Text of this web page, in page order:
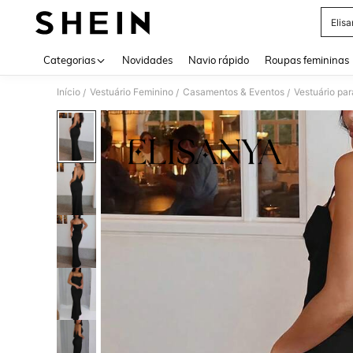
Categorias Novidades Navio rápido Roupas femininas
Início / Vestuário Feminino / Casamentos & Eventos / Vestuário